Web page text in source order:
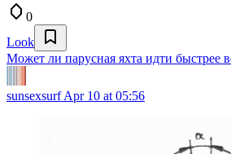
0
Look
Может ли парусная яхта идти быстрее
sunsexsurfApr 10 at 05:56